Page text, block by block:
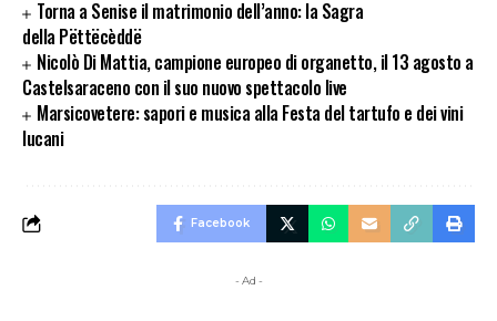
Torna a Senise il matrimonio dell’anno: la Sagra
della Pëttëcèddë
Nicolò Di Mattia, campione europeo di organetto, il 13 agosto a
Castelsaraceno con il suo nuovo spettacolo live
Marsicovetere: sapori e musica alla Festa del tartufo e dei vini
lucani
Facebook
- Ad -